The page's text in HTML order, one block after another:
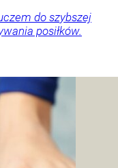
do szybszej
posiłków.